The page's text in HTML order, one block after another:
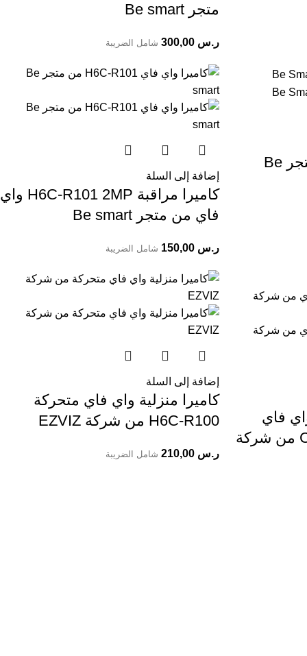
متجر Be smart
ر.س شامل الضريبة
كاميرا ذكية Wi-Fi من متجر Be
إضافة إلى السلة
كاميرا مراقبة H6C-R101 2MP واي
فاي من متجر Be smart
ر.س شامل الضريبة
فاي
CS-BM1-R100-2D2WF من شركة
إضافة إلى السلة
كاميرا منزلية واي فاي متحركة
H6C-R100 من شركة EZVIZ
ر.س شامل الضريبة